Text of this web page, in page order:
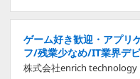
ゲーム好き歓迎・アプリ
フ/残業少なめ/IT業界デ
株式会社enrich technology